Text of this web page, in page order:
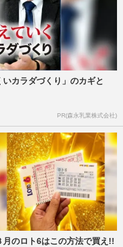
・27日号 2026/1/13
げる商品券・お米券の経
カリ「食料品の消費税
郎副総裁と…
2025/11/11
首相、物価高対策を強調
と同じ…
2025/11/7
カラダづくり」のカギと
PR(森永乳業株式会社)
月のロト6はこの方法で買え!!